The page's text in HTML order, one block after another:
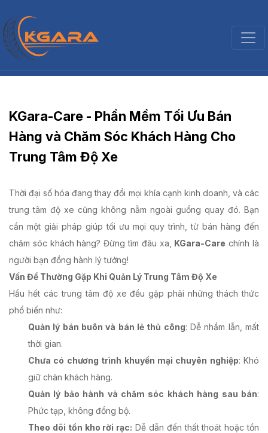
KGara-Care - Phần Mềm Tối Ưu Bán
Hàng và Chăm Sóc Khách Hàng Cho
Trung Tâm Độ Xe
Thời đại số hóa đang thay đổi mọi khía cạnh kinh doanh, và các
trung tâm độ xe cũng không nằm ngoài guồng quay đó. Bạn
cần một giải pháp giúp tối ưu mọi quy trình, từ bán hàng đến
chăm sóc khách hàng? Đừng tìm đâu xa, KGara-Care chính là
người bạn đồng hành lý tưởng!
Vấn Đề Thường Gặp Khi Quản Lý Trung Tâm Độ Xe
Hầu hết các trung tâm độ xe đều gặp phải những thách thức
phổ biến như:
Quản lý bán buôn và bán lẻ thủ công: Dễ nhầm lẫn, mất
thời gian.
Chưa có chương trình khuyến mại chuyên nghiệp: Khó
giữ chân khách hàng.
Quản lý bảo hành và chăm sóc khách hàng sau bán:
Phức tạp, không đồng bộ.
Theo dõi tồn kho rời rạc: Dễ dẫn đến thất thoát hoặc tồn